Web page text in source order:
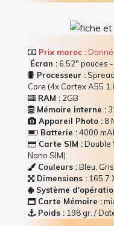
Prix maroc :
Écran :6.52" pouces -
Processeur :
Core (4x Cortex A55
RAM : 2GB
Mémoire interne :
Appareil Photo : 8
Batterie :4000
Carte SIM :Double
Nano SIM)
Couleurs :Bleu,
Dimensions : 165.7
Système
Carte Mémoire :
Poids : 198 gr. /